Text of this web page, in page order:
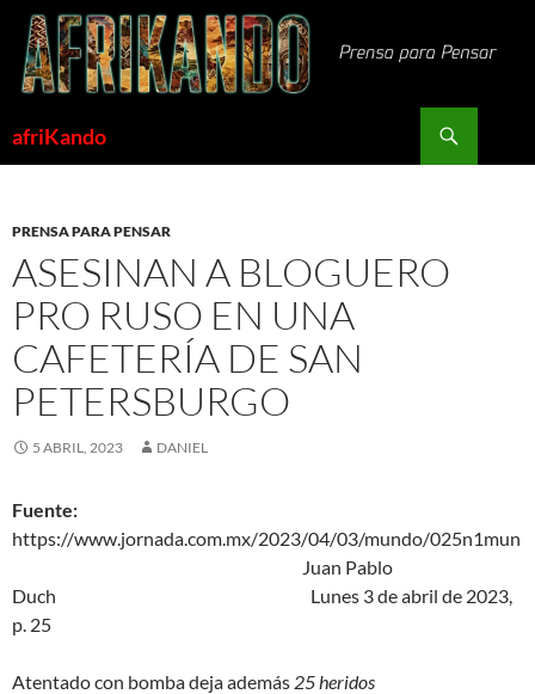
Saltar
contenido
afriKando
PRENSA PARA PENSAR
ASESINAN A BLOGUERO
PRO RUSO EN UNA
CAFETERÍA DE SAN
PETERSBURGO
5 ABRIL, 2023 DANIEL
Fuente:
https://www.jornada.com.mx/2023/04/03/mundo/025n1mun
Juan Pablo
Duch Lunes 3 de abril de 2023,
p. 25
Atentado con bomba deja además 25 heridos